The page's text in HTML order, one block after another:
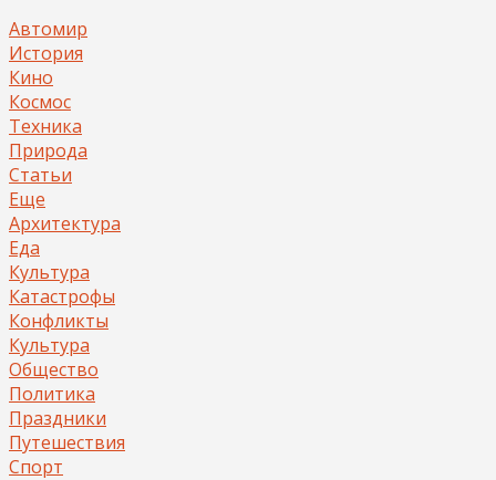
Автомир
История
Кино
Космос
Техника
Природа
Статьи
Еще
Архитектура
Еда
Культура
Катастрофы
Конфликты
Культура
Общество
Политика
Праздники
Путешествия
Спорт